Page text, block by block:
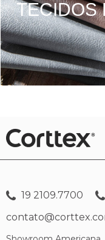
TECIDOS
19 2109.7700